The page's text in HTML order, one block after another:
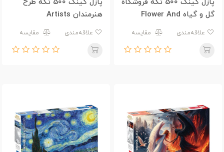
پازل کینگ 500 تکه فروشگاه
گل و گیاه Flower And
Plant Store
مقایسه
پازل کینگ 500 تکه طرح
هنرمندان Artists
مقایسه